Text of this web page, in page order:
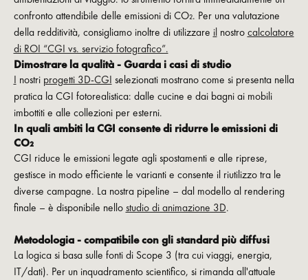
confronto attendibile delle emissioni di CO₂. Per una valutazione
della redditività, consigliamo inoltre di utilizzare ilnostro calcolatore
di ROI “CGI vs. servizio fotografico”.
Dimostrare la qualità - Guarda i casi di studio
I nostri progetti 3D-CGI selezionati mostrano come si presenta nella
pratica la CGI fotorealistica: dalle cucine e dai bagni ai mobili
imbottiti e alle collezioni per esterni.
In quali ambiti la CGI consente di ridurre le emissioni di
CO₂
CGI riduce le emissioni legate agli spostamenti e alle riprese,
gestisce in modo efficiente le varianti e consente il riutilizzo tra le
diverse campagne. La nostra pipeline – dal modello al rendering
finale – è disponibile nello studio di animazione 3D.
Metodologia - compatibile con gli standard più diffusi
La logica si basa sulle fonti di Scope 3 (tra cui viaggi, energia,
IT/dati). Per un inquadramento scientifico, si rimanda all'attuale